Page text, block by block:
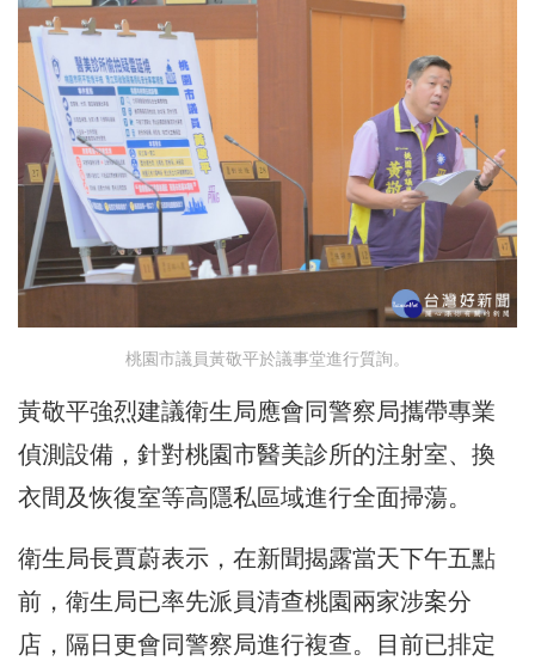
桃園市議員黃敬平於議事堂進行質詢。
黃敬平強烈建議衛生局應會同警察局攜帶專業
偵測設備，針對桃園市醫美診所的注射室、換
衣間及恢復室等高隱私區域進行全面掃蕩。
衛生局長賈蔚表示，在新聞揭露當天下午五點
前，衛生局已率先派員清查桃園兩家涉案分
店，隔日更會同警察局進行複查。目前已排定